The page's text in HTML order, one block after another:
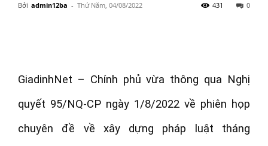
Bởi admin12ba - Thứ Năm, 04/08/2022 0
431
GiadinhNet – Chính phủ vừa thông qua Nghị
quyết 95/NQ-CP ngày 1/8/2022 về phiên họp
chuyên đề về xây dựng pháp luật tháng